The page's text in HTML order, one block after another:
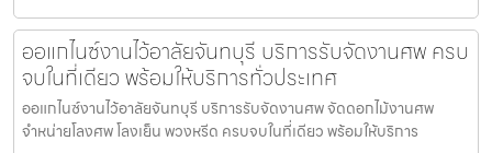
ออแกไนซ์งานไว้อาลัยจันทบุรี บริการรับจัดงานศพ ครบ
จบในที่เดียว พร้อมให้บริการทั่วประเทศ
ออแกไนซ์งานไว้อาลัยจันทบุรี บริการรับจัดงานศพ จัดดอกไม้งานศพ
จำหน่ายโลงศพ โลงเย็น พวงหรีด ครบจบในที่เดียว พร้อมให้บริการ